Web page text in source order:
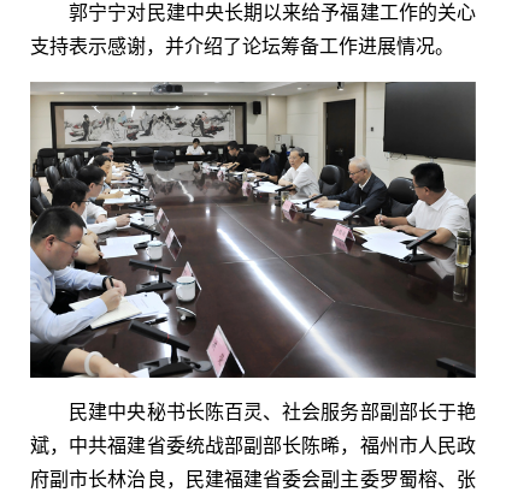
郭宁宁对民建中央长期以来给予福建工作的关心
支持表示感谢，并介绍了论坛筹备工作进展情况。
民建中央秘书长陈百灵、社会服务部副部长于艳
斌，中共福建省委统战部副部长陈晞，福州市人民政
府副市长林治良，民建福建省委会副主委罗蜀榕、张